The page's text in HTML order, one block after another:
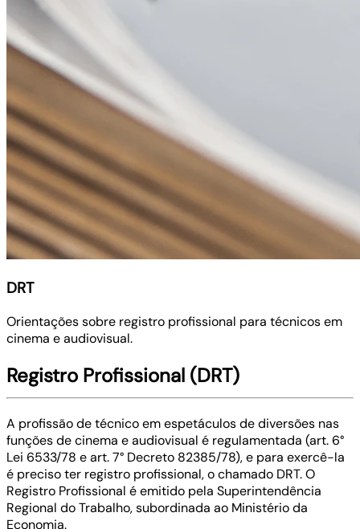
DRT
Orientações sobre registro profissional para técnicos em
cinema e audiovisual.
Registro Profissional (DRT)
A profissão de técnico em espetáculos de diversões nas
funções de cinema e audiovisual é regulamentada (art. 6°
Lei 6533/78 e art. 7° Decreto 82385/78), e para exercê-la
é preciso ter registro profissional, o chamado DRT. O
Registro Profissional é emitido pela Superintendência
Regional do Trabalho, subordinada ao Ministério da
Economia.